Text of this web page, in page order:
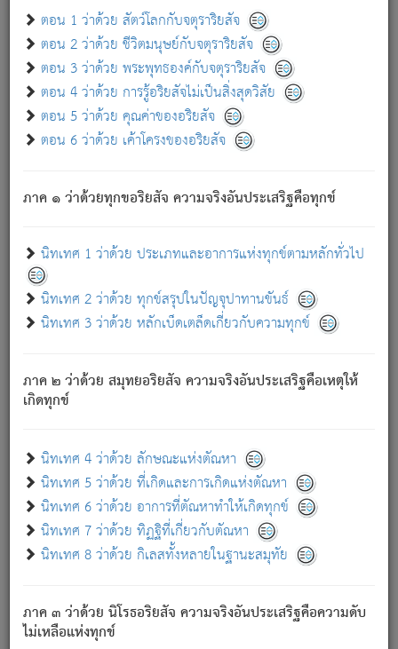
ตอน 1 ว่าด้วย สัตว์โลกกับจตุราริยสัจ
ตอน 2 ว่าด้วย ชีวิตมนุษย์กับจตุราริยสัจ
ตอน 3 ว่าด้วย พระพุทธองค์กับจตุราริยสัจ
ตอน 4 ว่าด้วย การรู้อริยสัจไม่เป็นสิ่งสุดวิสัย
ตอน 5 ว่าด้วย คุณค่าของอริยสัจ
ตอน 6 ว่าด้วย เค้าโครงของอริยสัจ
ภาค ๑ ว่าด้วยทุกขอริยสัจ ความจริงอันประเสริฐคือทุกข์
นิทเทศ 1 ว่าด้วย ประเภทและอาการแห่งทุกข์ตามหลักทั่วไป
นิทเทศ 2 ว่าด้วย ทุกข์สรุปในปัญจุปาทานขันธ์
นิทเทศ 3 ว่าด้วย หลักเบ็ดเตล็ดเกี่ยวกับความทุกข์
ภาค ๒ ว่าด้วย สมุทยอริยสัจ ความจริงอันประเสริฐคือเหตุให้
เกิดทุกข์
นิทเทศ 4 ว่าด้วย ลักษณะแห่งตัณหา
นิทเทศ 5 ว่าด้วย ที่เกิดและการเกิดแห่งตัณหา
นิทเทศ 6 ว่าด้วย อาการที่ตัณหาทำให้เกิดทุกข์
นิทเทศ 7 ว่าด้วย ทิฏฐิที่เกี่ยวกับตัณหา
นิทเทศ 8 ว่าด้วย กิเลสทั้งหลายในฐานะสมุทัย
ภาค ๓ ว่าด้วย นิโรธอริยสัจ ความจริงอันประเสริฐคือความดับ
ไม่เหลือแห่งทุกข์
เขาเพลิดเพลินยิ่งนักในสิ่งใด สิ่งนั้นเป็นภัย (ที่เขาไม่รู้จัก)
เขากลัวต่อสิ่งใดสิ่งนั้นเป็นทุกข์
พรหมจรรย์นี้ อันบุคคลย่อมประพฤติ ก็เพื่อการละขาดซึ่ง
ภพ.
สมณะหรือพราหมณ์เหล่าใด กล่าวความหลุดพ้นจากภพว่า
มีได้เพราะภพ เรากล่าวว่า สมณะหรือพราหมณ์ทั้งปวงนั้น
มิใช่ผู้หลดพ้นจากภพ.
ภพ ว่ามีได้เพราะวิภพ[2]: เรากล่าวว่า สมณะหรือพราหมณ์ทั้ง
ปวงนั้น ก็ยังสลัดภพออกไปไม่ได้.
ก็ทุกข์นี้มีขึ้น เพราะอาศัยซึ่งอุปธิทั้งปวง.
เพราะความสิ้นไปแห่งอุปาทานทั้งปวง ความเกิดขึ้นแห่ง
ทุกข์จึงไม่มี.
ท่านจงดูโลกนี้เถิด (จะเห็นว่า) สัตว์ทั้งหลายอันอวิชาหนา
แน่นบังหนาแล้ว; และว่า สัตว์ผู้ยินดีในภพอันเป็นแล้วนั้น ย่อม
อันเป็นไปในที่หรือเวลาทั้งปวง[3]เพื่อความมีแห่งประโยชน์โดย
ประการทั้งปวง; ภพทั้งหลายทั้งหมดนั้น ไม่เที่ยง เป็นทุกข์ มี
ความแปรปรวนเป็นธรรมดา.
อย่างนี้อยู่; เขาย่อมละภวตัณหาได้ และไม่เพลิดเพลินวิภวตัณหา
ด้วย.
ความดับเพราะความสำรอกไม่เหลือ (แห่งภพทั้งหลาย)
เพราะความสิ้นไปแห่งตัณหาโดยประการทั้งปวง นั้นคือ
นิพพาน.
ภพใหม่ย่อมไม่มีแก่ภิกษุนั้น ผู้ดับเย็นสนิทแล้ว เพราะไม่มี
ภิกษุนั้น เป็นผู้ครอบงำมารได้แล้ว ชนะสงครามแล้ว ก้าวล่วง
ภพทั้งหลายทั้งปวงได้แล้ว เป็นผู้คงที่ (คือไม่เปลี่ยนแปลงอีกต่อ